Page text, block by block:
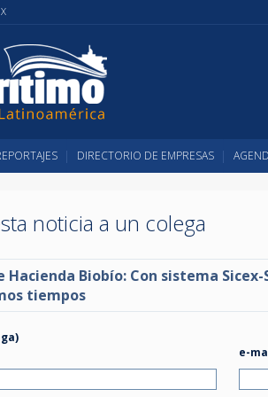
DIRECTORIO DE EMPRESAS
noticia a un colega
Hacienda Biobío: Con sistema
tiempos
e-